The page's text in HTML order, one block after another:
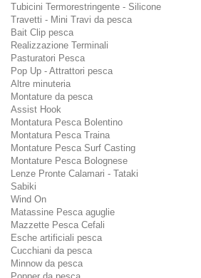
Tubicini Termorestringente - Silicone
Travetti - Mini Travi da pesca
Bait Clip pesca
Realizzazione Terminali
Pasturatori Pesca
Pop Up - Attrattori pesca
Altre minuteria
Montature da pesca
Assist Hook
Montatura Pesca Bolentino
Montatura Pesca Traina
Montature Pesca Surf Casting
Montature Pesca Bolognese
Lenze Pronte Calamari - Tataki
Sabiki
Wind On
Matassine Pesca aguglie
Mazzette Pesca Cefali
Esche artificiali pesca
Cucchiani da pesca
Minnow da pesca